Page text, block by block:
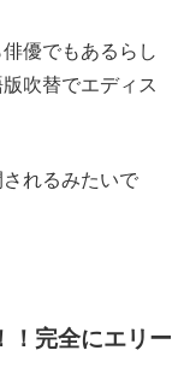
優でもあるらし
吹替でエディス
れるみたいで
！完全にエリー